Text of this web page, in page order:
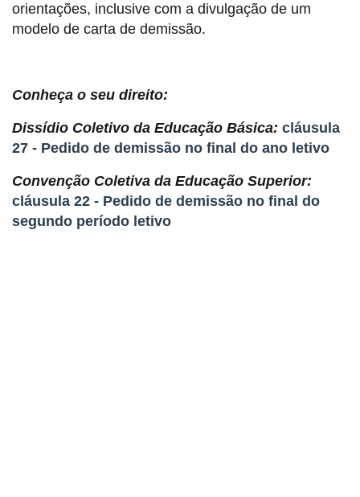
orientações, inclusive com a divulgação de um
modelo de carta de demissão.
Conheça o seu direito:
Dissídio Coletivo da Educação Básica: cláusula
27 - Pedido de demissão no final do ano letivo
Convenção Coletiva da Educação Superior:
cláusula 22 - Pedido de demissão no final do
segundo período letivo